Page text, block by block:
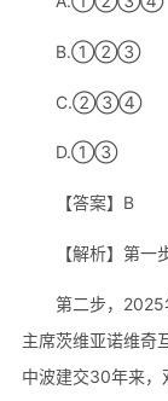
B.①②③
C.②③④
D.①③
【答案】B
【解析】第一
第二步，
主席茨维亚诺维奇
中波建交30年来，